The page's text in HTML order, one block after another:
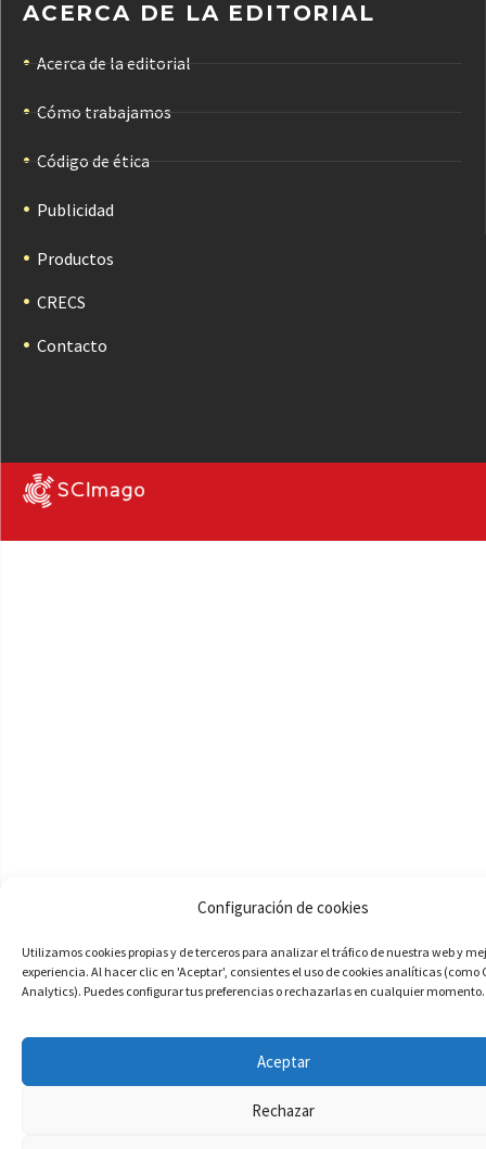
Configuración de cookies
Utilizamos cookies propias y de terceros para analizar el tráfico de nuestra web y
experiencia. Al hacer clic en 'Aceptar', consientes el uso de cookies analíticas (como
Analytics). Puedes configurar tus preferencias o rechazarlas en cualquier momento.
Aceptar
Rechazar
ACERCA DE LA EDITORIAL
Acerca de la editorial
Cómo trabajamos
Código de ética
Publicidad
Productos
CRECS
Contacto